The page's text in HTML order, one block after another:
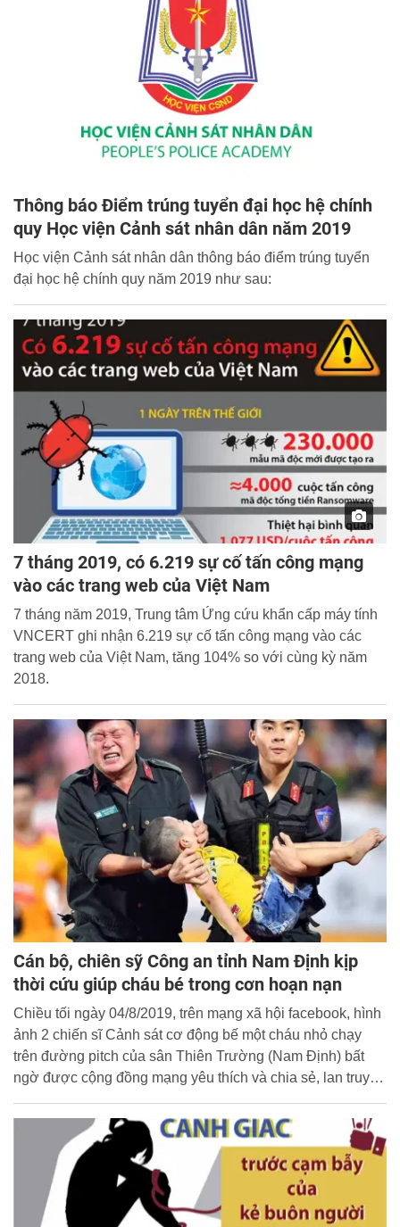
Thông báo Điểm trúng tuyển đại học hệ chính
quy Học viện Cảnh sát nhân dân năm 2019
Học viện Cảnh sát nhân dân thông báo điểm trúng tuyển
đại học hệ chính quy năm 2019 như sau:
7 tháng 2019, có 6.219 sự cố tấn công mạng
vào các trang web của Việt Nam
7 tháng năm 2019, Trung tâm Ứng cứu khẩn cấp máy tính
VNCERT ghi nhận 6.219 sự cố tấn công mạng vào các
trang web của Việt Nam, tăng 104% so với cùng kỳ năm
2018.
Cán bộ, chiên sỹ Công an tỉnh Nam Định kịp
thời cứu giúp cháu bé trong cơn hoạn nạn
Chiều tối ngày 04/8/2019, trên mạng xã hội facebook, hình
ảnh 2 chiến sĩ Cảnh sát cơ động bế một cháu nhỏ chạy
trên đường pitch của sân Thiên Trường (Nam Định) bất
ngờ được cộng đồng mạng yêu thích và chia sẻ, lan truyền
nước đã khen ngợi tinh thần vì nhân dân phục vụ của các
chiến sỹ Công an tỉnh Nam Định làm nhiệm vụ đảm bảo an
ninh, trật tự tại Sân vận động Thiên Trường.